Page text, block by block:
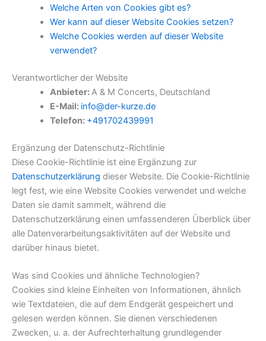
Welche Arten von Cookies gibt es?
Wer kann auf dieser Website Cookies setzen?
Welche Cookies werden auf dieser Website
verwendet?
Verantwortlicher der Website
Anbieter:A & M Concerts, Deutschland
E-Mail: info@der-kurze.de
Telefon: +491702439991
Ergänzung der Datenschutz-Richtlinie
Diese Cookie-Richtlinie ist eine Ergänzung zur
Datenschutzerklärung dieser Website. Die Cookie-Richtlinie
legt fest, wie eine Website Cookies verwendet und welche
Daten sie damit sammelt, während die
Datenschutzerklärung einen umfassenderen Überblick über
alle Datenverarbeitungsaktivitäten auf der Website und
darüber hinaus bietet.
Was sind Cookies und ähnliche Technologien?
Cookies sind kleine Einheiten von Informationen, ähnlich
wie Textdateien, die auf dem Endgerät gespeichert und
gelesen werden können. Sie dienen verschiedenen
Zwecken, u. a. der Aufrechterhaltung grundlegender